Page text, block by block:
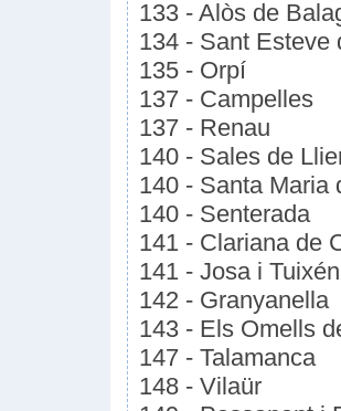
133 - Alòs de
134 - Sant Esteve
135 - Orpí
137 - Campelles
137 - Renau
140 - Sales de
140 - Santa Maria
140 - Senterada
141 - Clariana de
141 - Josa i Tuixén
142 - Granyanella
143 - Els Omells
147 - Talamanca
148 - Vilaür